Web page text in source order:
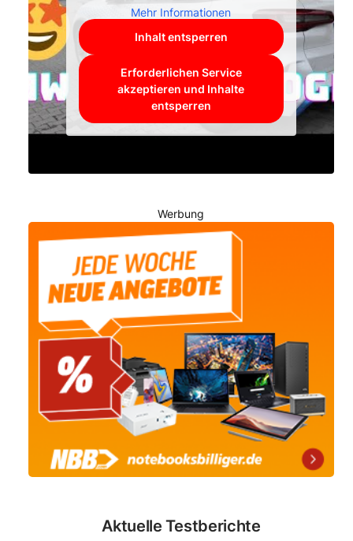
Mehr Informationen
Inhalt entsperren
Erforderlichen Service
akzeptieren und Inhalte
entsperren
Werbung
Aktuelle Testberichte